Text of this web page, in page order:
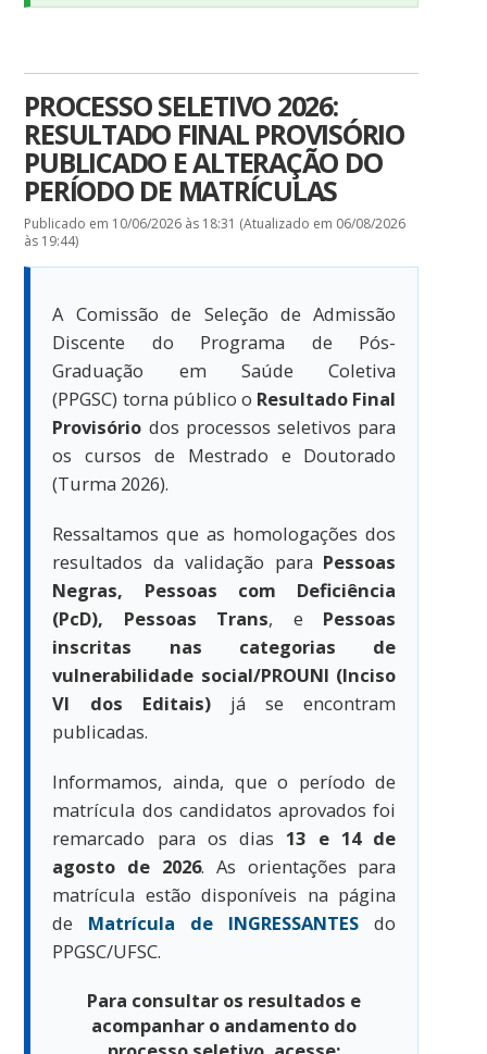
PROCESSO SELETIVO 2026:
RESULTADO FINAL PROVISÓRIO
PUBLICADO E ALTERAÇÃO DO
PERÍODO DE MATRÍCULAS
Publicado em 10/06/2026 às 18:31 (Atualizado em 06/08/2026
às 19:44)
A Comissão de Seleção de Admissão
Discente do Programa de Pós-
Graduação em Saúde Coletiva
(PPGSC) torna público o Resultado Final
Provisório dos processos seletivos para
os cursos de Mestrado e Doutorado
(Turma 2026).
Ressaltamos que as homologações dos
resultados da validação para Pessoas
Negras, Pessoas com Deficiência
(PcD),
Pessoas Trans, e Pessoas
inscritas nas categorias de
vulnerabilidade social/PROUNI (Inciso
VI dos Editais)já se encontram
publicadas.
Informamos, ainda, que o período de
matrícula dos candidatos aprovados foi
remarcado para os dias 13 e 14 de
agosto de 2026. As orientações para
matrícula estão disponíveis na página
de Matrícula de INGRESSANTES do
PPGSC/UFSC.
Para consultar os resultados e
acompanhar o andamento do